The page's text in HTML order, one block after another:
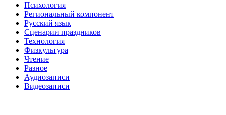
Психология
Региональный компонент
Русский язык
Сценарии праздников
Технология
Физкультура
Чтение
Разное
Аудиозаписи
Видеозаписи